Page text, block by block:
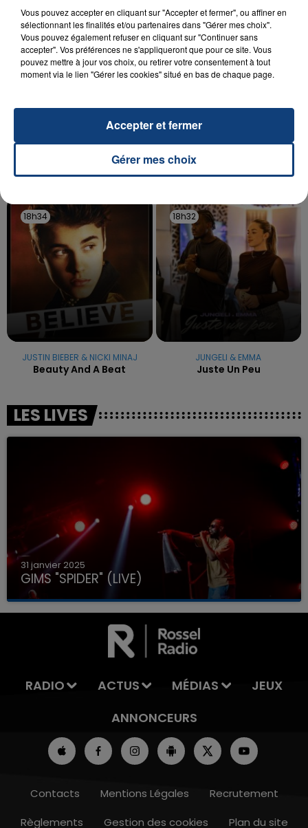
OPÉRER DE LA CHEVILLE RESSORT DE LA...
La famille a porté plainte contre la clinique qui a
reconnu sa responsabilité et présenté ses
TITRES DIFFUSÉS
18h34
18h34
JUSTIN BIEBER & NICKI MINAJ
Beauty And A Beat
18h32
18h32
JUNGELI & EMMA
Juste Un Peu
LES LIVES
31 janvier 2025
GIMS "SPIDER" (LIVE)
RADIO ACTUS MÉDIAS
JEUX
ANNONCEURS
Contacts Mentions Légales
Recrutement
Règlements
Gestion des cookies Plan du site
Vous pouvez accepter en cliquant sur "Accepter et fermer", ou affiner en
sélectionnant les finalités et/ou partenaires dans "Gérer mes choix".
Vous pouvez également refuser en cliquant sur "Continuer sans
accepter". Vos préférences ne s'appliqueront que pour ce site. Vous
pouvez mettre à jour vos choix, ou retirer votre consentement à tout
moment via le lien "Gérer les cookies" situé en bas de chaque page.
Gérer mes choix
Accepter et fermer